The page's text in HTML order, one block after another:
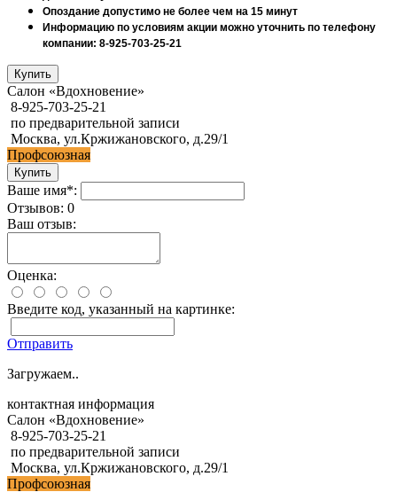
Опоздание допустимо не более чем на 15 минут
Информацию по условиям акции можно уточнить по телефону
компании: 8-925-703-25-21
Салон «Вдохновение»
8-925-703-25-21
по предварительной записи
Москва, ул.Кржижановского, д.29/1
Профсоюзная
Ваше имя*:
Отзывов: 0
Ваш отзыв:
Оценка:
Введите код, указанный на картинке:
Отправить
Загружаем..
контактная информация
Салон «Вдохновение»
8-925-703-25-21
по предварительной записи
Москва, ул.Кржижановского, д.29/1
Профсоюзная